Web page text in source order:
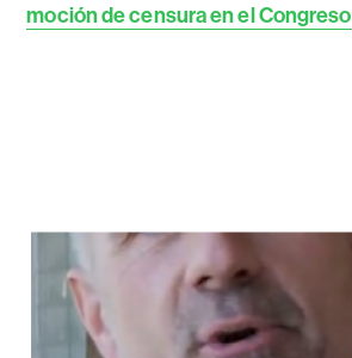
moción de censura en el Congreso